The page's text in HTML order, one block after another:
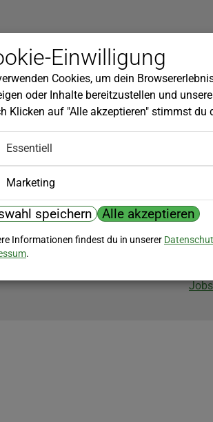
unserem Newsletter!
Einwilligung
Cookies, um dein
oder Inhalte bereitzustellen und
Klicken auf "Alle akzeptieren" stimmst du
Essentiell
Marketing
speichern Alle akzeptieren
Informationen findest du in unserer
.